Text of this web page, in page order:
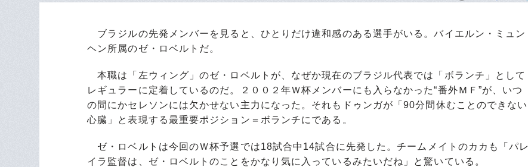
ブラジルの先発メンバーを見ると、ひとりだけ違和感のある選手がいる。バイエルン・ミュン
ヘン所属のゼ・ロベルトだ。
本職は「左ウィング」のゼ・ロベルトが、なぜか現在のブラジル代表では「ボランチ」として
レギュラーに定着しているのだ。２００２年Ｗ杯メンバーにも入らなかった“番外ＭＦ”が、いつ
の間にかセレソンには欠かせない主力になった。それもドゥンガが「90分間休むことのできない
心臓」と表現する最重要ポジション＝ボランチにである。
ゼ・ロベルトは今回のＷ杯予選では18試合中14試合に先発した。チームメイトのカカも「パレ
イラ監督は、ゼ・ロベルトのことをかなり気に入っているみたいだね」と驚いている。